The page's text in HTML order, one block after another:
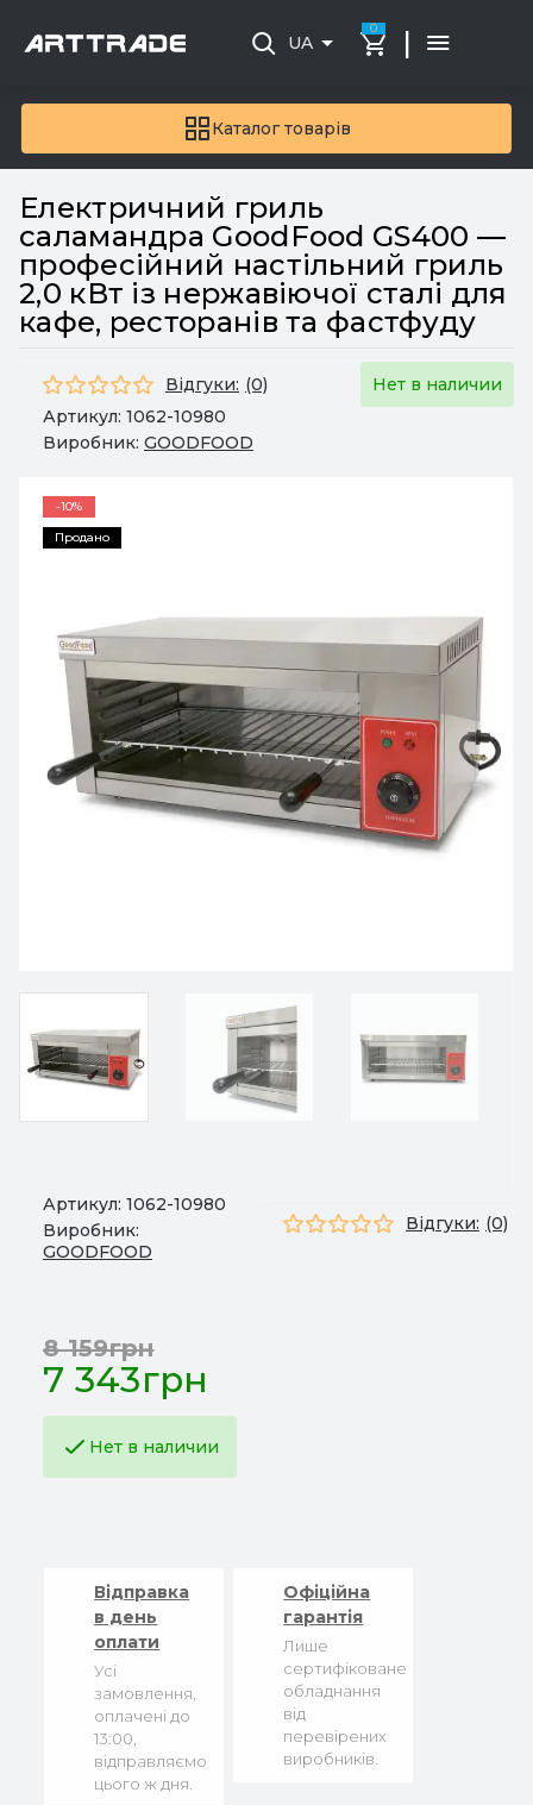
Каталог товарів
UA
0 |
Електричний гриль
саламандра GoodFood GS400 —
професійний настільний гриль
2,0 кВт із нержавіючої сталі для
кафе, ресторанів та фастфуду
Відгуки: (0)
Нет в наличии
Артикул: 1062-10980
Виробник: GOODFOOD
-10%
Продано
Артикул: 1062-10980
Виробник:
GOODFOOD
Відгуки: (0)
7 343грн
8 159грн
Нет в наличии
Відправка
в день
оплати
Усі
замовлення,
оплачені до
13:00,
відправляємо
цього ж дня.
Офіційна
гарантія
Лише
сертифіковане
обладнання
від
перевірених
виробників.